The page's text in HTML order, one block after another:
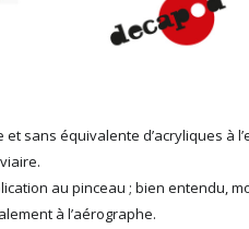
sans équivalente d’acryliques à
au pinceau ; bien entendu,
à l’aérographe.